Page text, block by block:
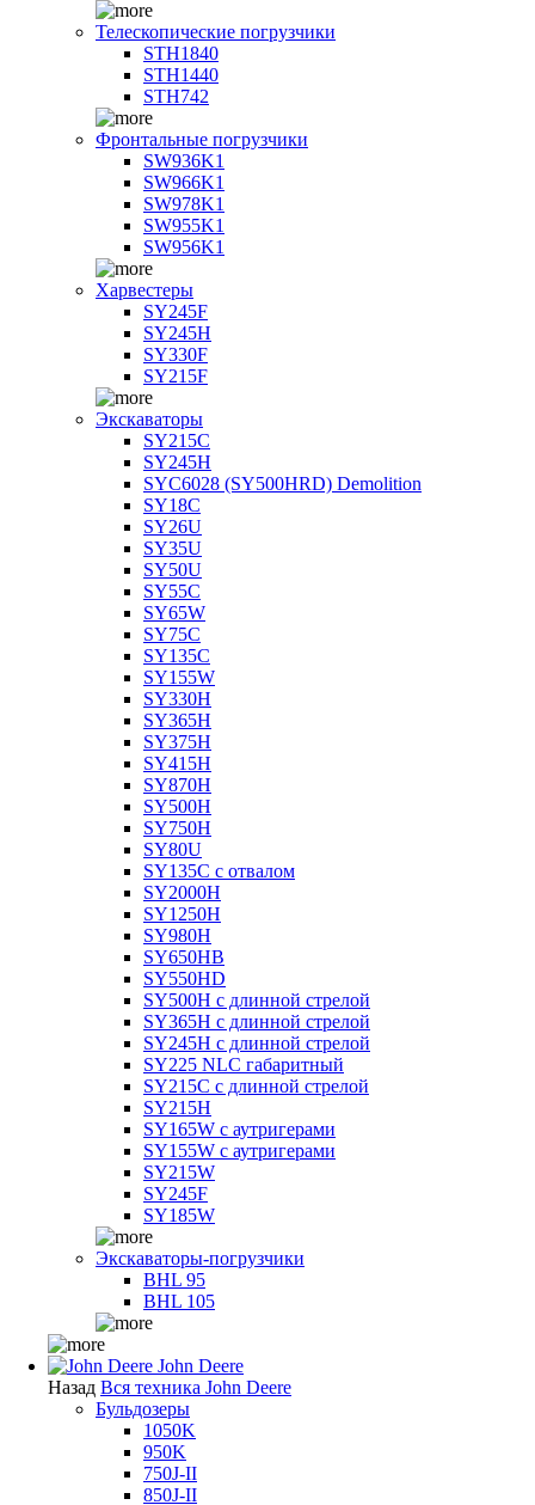
Телескопические погрузчики
STH1840
STH1440
STH742
Фронтальные погрузчики
SW936K1
SW966K1
SW978K1
SW955K1
SW956K1
Харвестеры
SY245F
SY245H
SY330F
SY215F
Экскаваторы
SY215C
SY245H
SYC6028 (SY500HRD) Demolition
SY18C
SY26U
SY35U
SY50U
SY55C
SY65W
SY75C
SY135C
SY155W
SY330H
SY365H
SY375H
SY415H
SY870H
SY500H
SY750H
SY80U
SY135C с отвалом
SY2000H
SY1250H
SY980H
SY650HB
SY550HD
SY500H с длинной стрелой
SY365H с длинной стрелой
SY245H с длинной стрелой
SY225 NLC габаритный
SY215C с длинной стрелой
SY215H
SY165W с аутригерами
SY155W с аутригерами
SY215W
SY245F
SY185W
Экскаваторы-погрузчики
BHL 95
BHL 105
John Deere
Назад Вся техника John Deere
Бульдозеры
1050K
950K
750J-II
850J-II